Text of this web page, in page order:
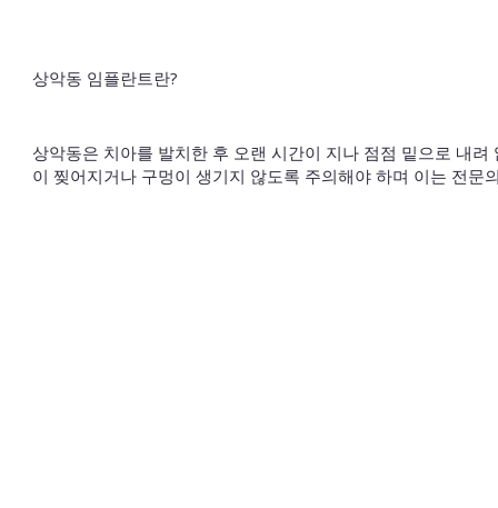
상악동 임플란트란?
상악동은 치아를 발치한 후 오랜 시간이 지나 점점 밑으로 내
이 찢어지거나 구멍이 생기지 않도록 주의해야 하며 이는 전문